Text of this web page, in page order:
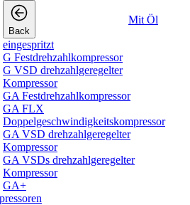
Back
Mit Öl
eingespritzt
G Festdrehzahlkompressor
G VSD drehzahlgeregelter
Kompressor
GA Festdrehzahlkompressor
GA FLX
Doppelgeschwindigkeitskompressor
GA VSD drehzahlgeregelter
Kompressor
GA VSDs drehzahlgeregelter
Kompressor
GA+